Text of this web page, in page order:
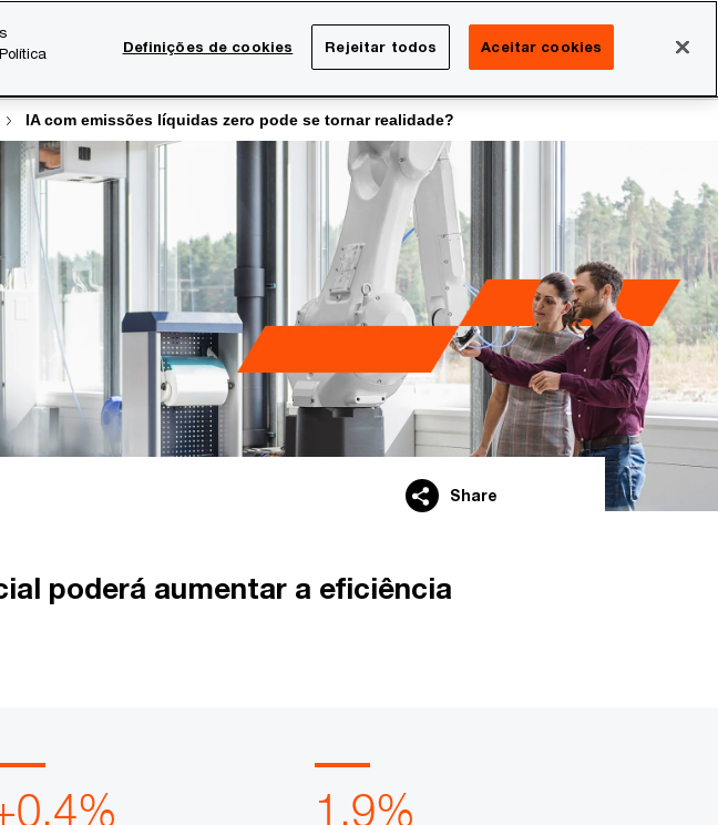
Sala de imprensa
IA com emissões líquidas zero pode se tornar realidade?
Share
poderá aumentar a eficiência
1,9%
Definições de cookies Rejeitar todos Aceitar cookies